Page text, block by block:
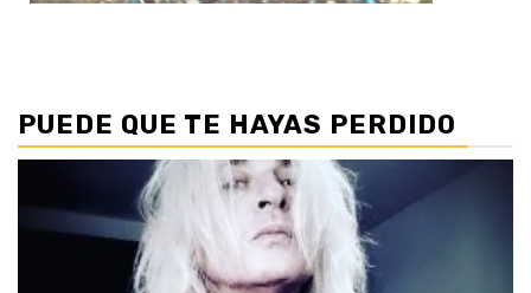
PUEDE QUE TE HAYAS PERDIDO